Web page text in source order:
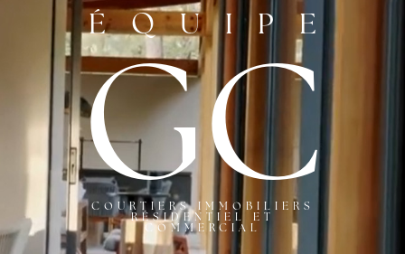
ÉQUIPE
GC
COURTIERS IMMOBILIERS
RÉSIDENTIEL ET
COMMERCIAL